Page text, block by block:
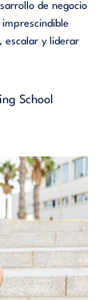
de negocio
escalar y liderar
School